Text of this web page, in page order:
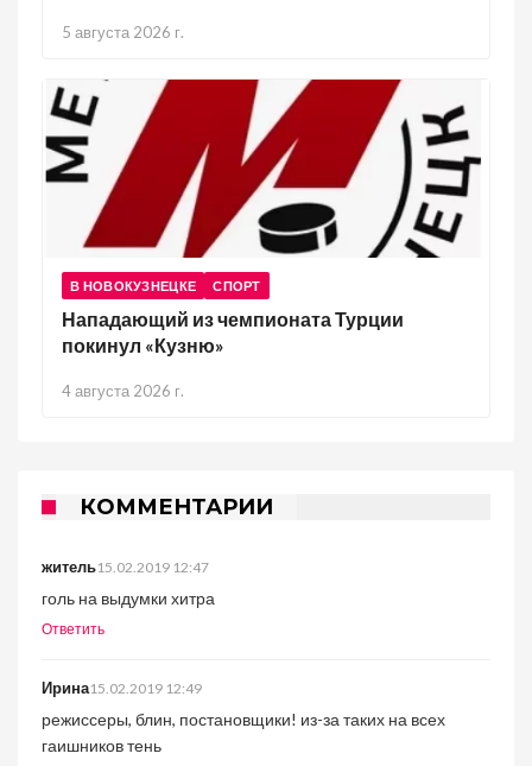
5 августа 2026 г.
В НОВОКУЗНЕЦКЕ СПОРТ
Нападающий из чемпионата Турции
покинул «Кузню»
4 августа 2026 г.
КОММЕНТАРИИ
житель15.02.2019 12:47
голь на выдумки хитра
Ответить
Ирина15.02.2019 12:49
режиссеры, блин, постановщики! из-за таких на всех
гаишников тень